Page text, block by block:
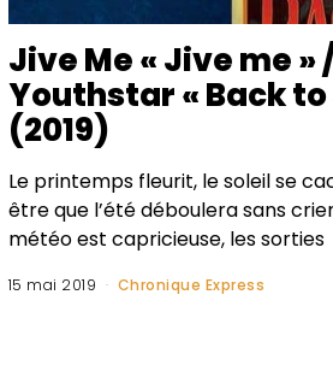
Jive Me « Jive me »
Youthstar « Back to
(2019)
Le printemps fleurit, le soleil se
être que l’été déboulera sans
météo est capricieuse, les sorties
15 mai 2019 Chronique Express